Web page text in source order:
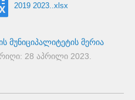
2019 2023..xlsx
მუნიციპალიტეტის მერია
28 აპრილი 2023.